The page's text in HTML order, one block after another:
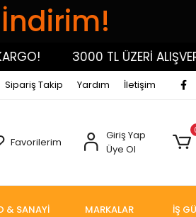
3000 TL ÜZERİ
Sipariş Takip Yardım İletişim
Favorilerim
Giriş Yap
Üye Ol
& SANAYİ MARKALAR İŞ